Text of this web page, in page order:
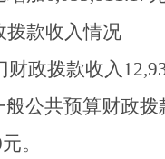
拨款收入情况
财政拨款收入12,
公共预算财政拨
元。